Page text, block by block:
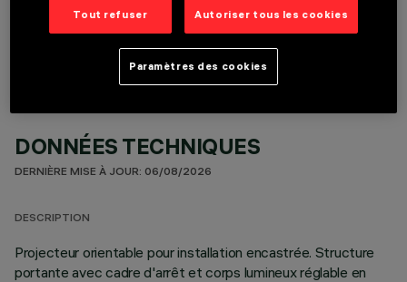
COMPOSANTS OPTIONNELS
DONNÉES TECHNIQUES
DERNIÈRE MISE À JOUR: 06/08/2026
DESCRIPTION
Projecteur orientable pour installation encastrée. Structure
portante avec cadre d'arrêt et corps lumineux réglable en
Tout refuser Autoriser tous les cookies
Paramètres des cookies